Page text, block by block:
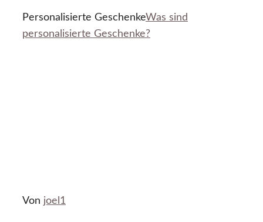
Personalisierte GeschenkeWas sind
personalisierte Geschenke?
Von joel1